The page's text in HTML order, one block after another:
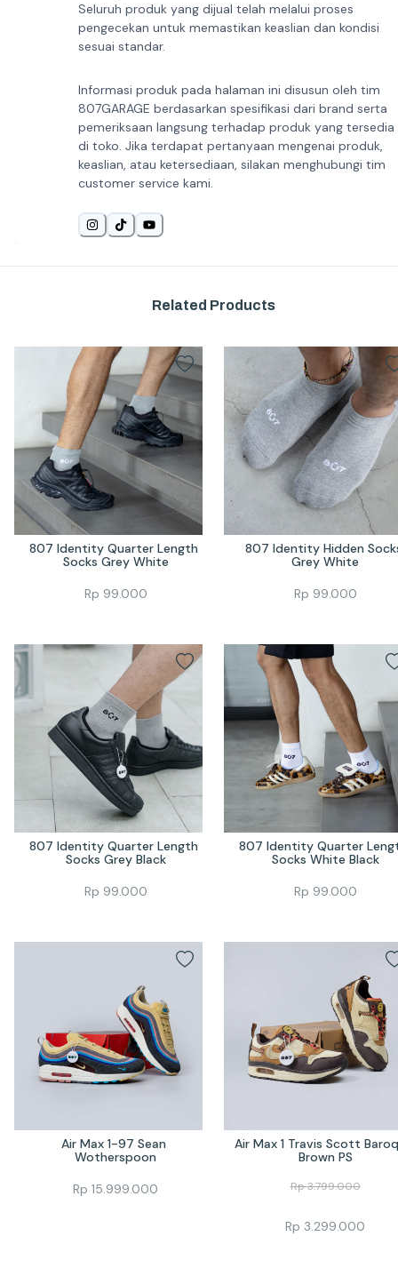
Seluruh produk yang dijual telah melalui proses
pengecekan untuk memastikan keaslian dan kondisi
sesuai standar.
Informasi produk pada halaman ini disusun oleh tim
807GARAGE berdasarkan spesifikasi dari brand serta
pemeriksaan langsung terhadap produk yang tersedia
di toko. Jika terdapat pertanyaan mengenai produk,
keaslian, atau ketersediaan, silakan menghubungi tim
customer service kami.
Related Products
807 Identity Quarter Length
Socks Grey White
Rp 99.000
807 Identity Hidden
Grey White
Rp 99.000
807 Identity Quarter Length
Socks Grey Black
Rp 99.000
807 Identity Quarter
Socks White Black
Rp 99.000
Air Max 1-97 Sean
Wotherspoon
Rp 15.999.000
Air Max 1 Travis Scott
Brown PS
Rp3.799.000
Rp 3.299.000